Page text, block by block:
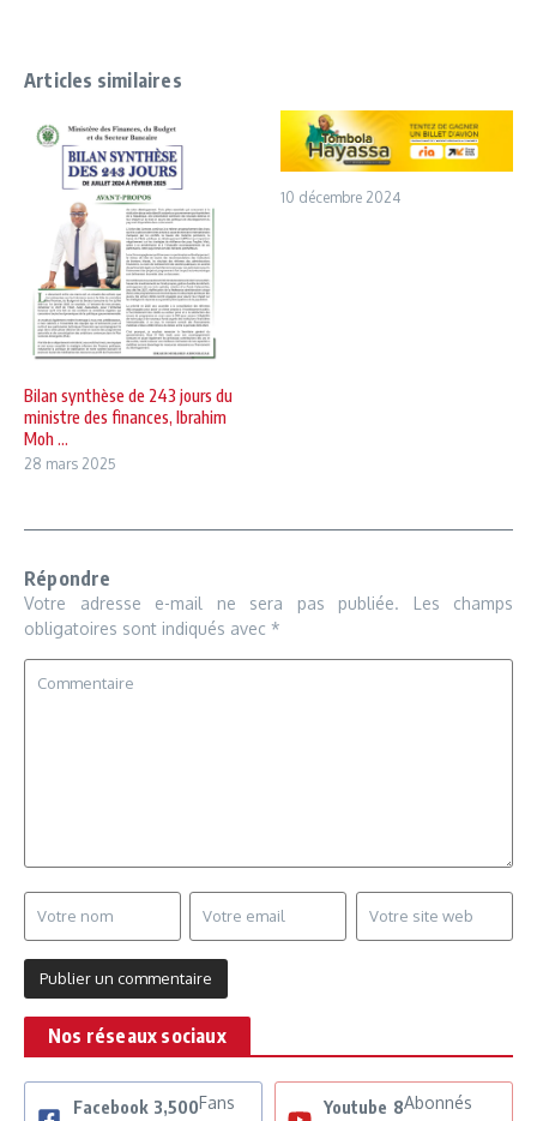
Articles similaires
Bilan synthèse de 243 jours du
ministre des finances, Ibrahim
Moh ...
28 mars 2025
10 décembre 2024
Répondre
Votre adresse e-mail ne sera pas publiée.
Les champs
obligatoires sont indiqués avec *
Nos réseaux sociaux
Facebook 3,500Fans
Youtube 8Abonnés